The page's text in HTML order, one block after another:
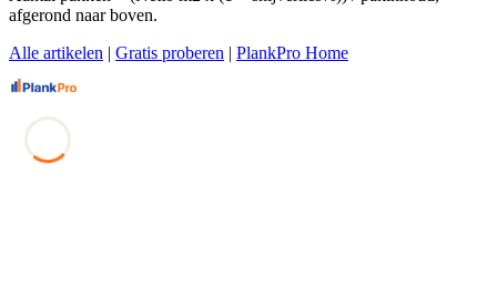
afgerond naar boven.
Alle artikelen | Gratis proberen | PlankPro Home